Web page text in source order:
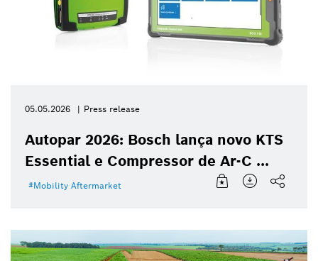
05.05.2026 Press release
Autopar 2026: Bosch lança novo KTS
Essential e Compressor de Ar-C ...
Mobility Aftermarket